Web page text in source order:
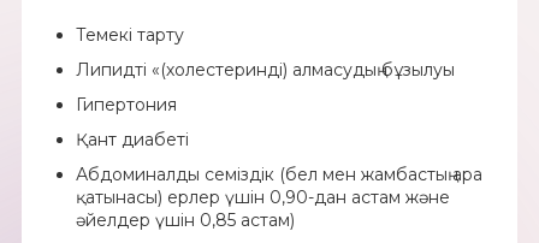
Темекі тарту
Липидті «(холестеринді) алмасудың бұзылуы
Гипертония
Қант диабеті
Абдоминалды семіздік (бел мен жамбастың ара
қатынасы) ерлер үшін 0,90-дан астам және
әйелдер үшін 0,85 астам)